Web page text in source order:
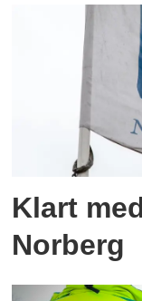
Klart
Norberg